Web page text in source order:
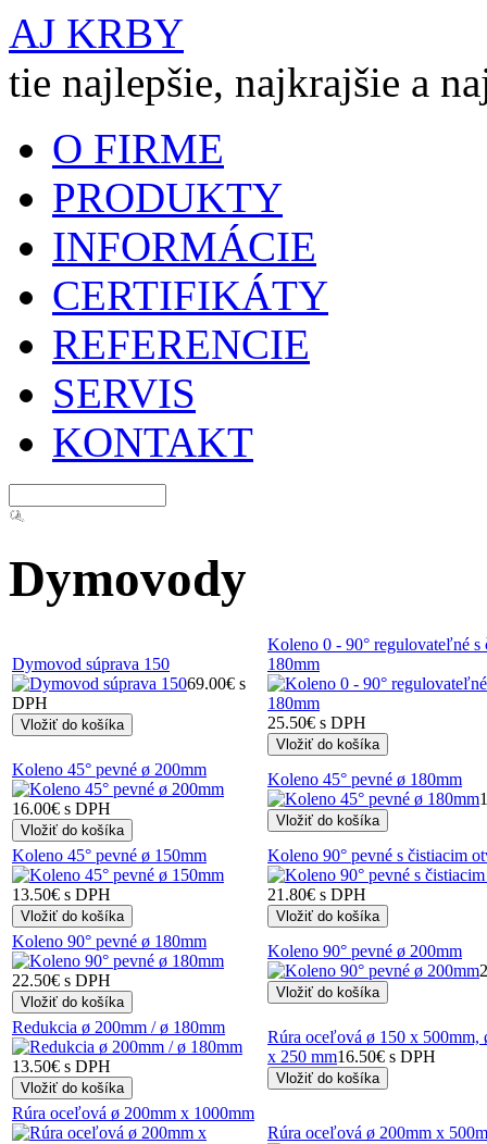
AJ KRBY
tie najlepšie, najkrajšie a
O FIRME
PRODUKTY
INFORMÁCIE
CERTIFIKÁTY
REFERENCIE
SERVIS
KONTAKT
Dymovody
Dymovod súprava 150
69.00€ s
DPH
Koleno 0 - 90° regulovateľné s
180mm
25.50€ s DPH
Koleno 45° pevné ø 200mm
16.00€ s DPH
Koleno 45° pevné ø 180mm
Koleno 45° pevné ø 150mm
13.50€ s DPH
Koleno 90° pevné s čistiacim
21.80€ s DPH
Koleno 90° pevné ø 180mm
22.50€ s DPH
Koleno 90° pevné ø 200mm
Redukcia ø 200mm / ø 180mm
13.50€ s DPH
Rúra oceľová ø 150 x 500mm,
x 250 mm16.50€ s DPH
Rúra oceľová ø 200mm x 1000mm
Rúra oceľová ø 200mm x